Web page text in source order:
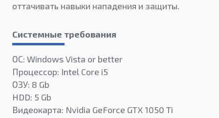
оттачивать навыки нападения и защиты.
Системные требования
ОС: Windows Vista or better
Процессор: Intel Core i5
ОЗУ: 8 Gb
HDD: 5 Gb
Видеокарта: Nvidia GeForce GTX 1050 Ti